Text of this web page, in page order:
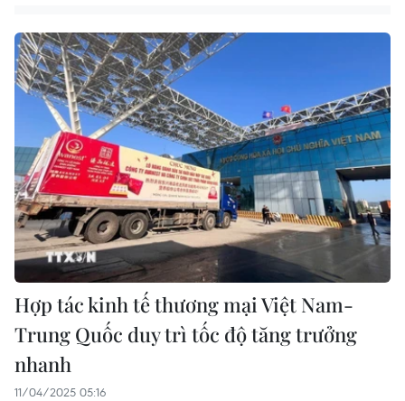
Hợp tác kinh tế thương mại Việt Nam-
Trung Quốc duy trì tốc độ tăng trưởng
nhanh
11/04/2025 05:16